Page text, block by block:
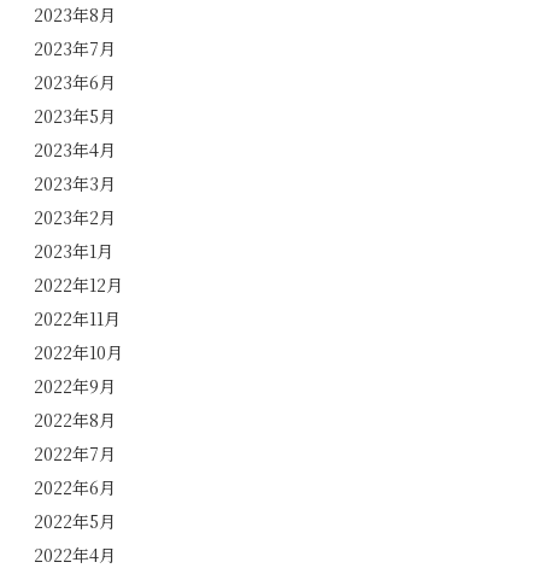
2023年8月
2023年7月
2023年6月
2023年5月
2023年4月
2023年3月
2023年2月
2023年1月
2022年12月
2022年11月
2022年10月
2022年9月
2022年8月
2022年7月
2022年6月
2022年5月
2022年4月